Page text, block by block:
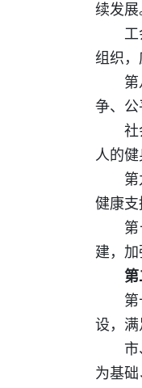
续发展
组织
争、公
社
人的
健康
建，
第
设，满
为基